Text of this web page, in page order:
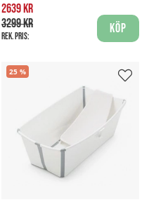
2639 kr
3299 kr
Rek. pris:
Köp
25